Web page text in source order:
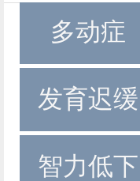
多动症
发育迟缓
智力低下